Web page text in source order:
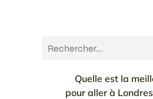
Quelle est la
pour aller à